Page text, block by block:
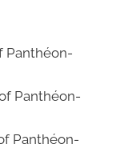
Panthéon-
Panthéon-
Panthéon-